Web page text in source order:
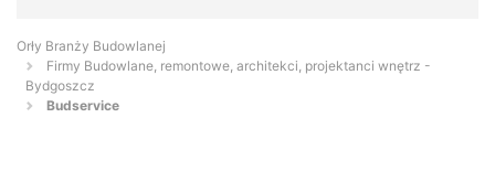
Orły Branży Budowlanej
Firmy Budowlane, remontowe, architekci, projektanci wnętrz -
Bydgoszcz
Budservice